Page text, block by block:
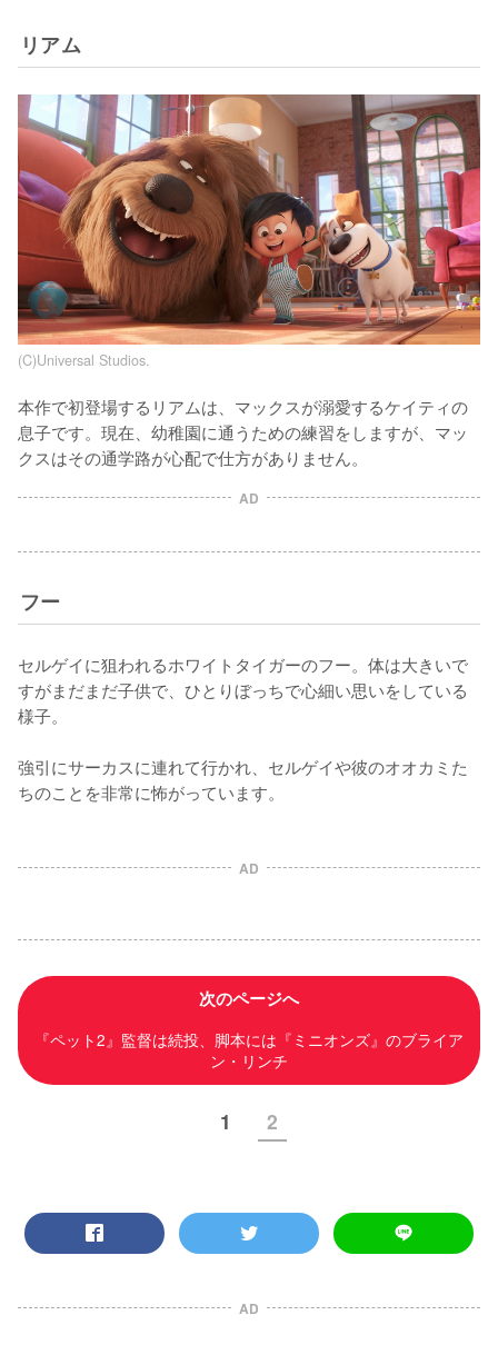
リアム
(C)Universal Studios.
本作で初登場するリアムは、マックスが溺愛するケイティの
息子です。現在、幼稚園に通うための練習をしますが、マッ
クスはその通学路が心配で仕方がありません。
AD
フー
セルゲイに狙われるホワイトタイガーのフー。体は大きいで
すがまだまだ子供で、ひとりぼっちで心細い思いをしている
様子。
強引にサーカスに連れて行かれ、セルゲイや彼のオオカミた
ちのことを非常に怖がっています。
AD
次のページへ
『ペット2』監督は続投、脚本には『ミニオンズ』のブライア
ン・リンチ
1 2
AD